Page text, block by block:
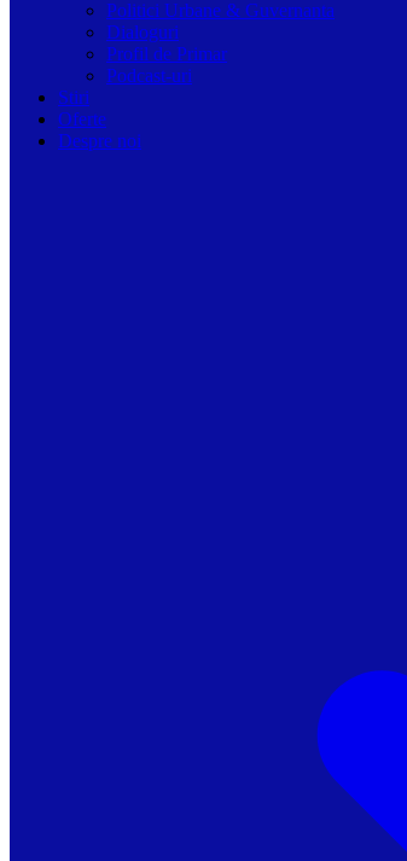
Politici Urbane & Guvernanta
Dialoguri
Profil de Primar
Podcast-uri
Stiri
Oferte
Despre noi